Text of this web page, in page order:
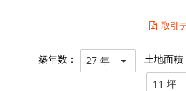
取引
築年数： 27 年 土地面積
11 坪